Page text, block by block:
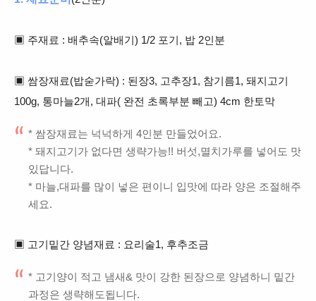
▣ 주재료 : 배추속(알배기) 1/2 포기, 밥 2인분
▣ 쌈장재료(밥숟가락) : 된장3, 고추장1, 참기름1, 돼지고기
100g, 통마늘2개, 대파( 완전 초록부분 빼고) 4cm 한토막
* 쌈장재료는 넉넉하게 4인분 만들었어요.
* 돼지고기가 없다면 생략가능!! 버섯,멸치가루를 넣어도 맛
있답니다.
* 마늘,대파를 많이 넣은 편이니 입맛에 따라 양은 조절해주
세요.
▣ 고기밑간 양념재료 : 요리술1, 후추조금
* 고기양이 적고 냄새& 맛이 강한 된장으로 양념하니 밑간
과정은 생략해도됩니다.